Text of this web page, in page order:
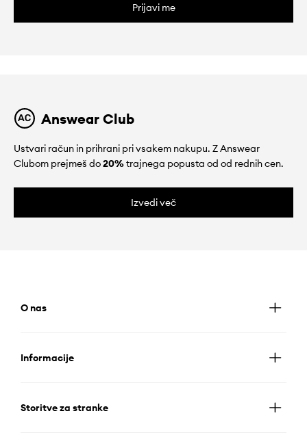
Prijavi me
Answear Club
Ustvari račun in prihrani pri vsakem nakupu. Z Answear
Clubom prejmeš do20%trajnega popusta od od rednih cen.
Izvedi več
O nas
Informacije
Storitve za stranke